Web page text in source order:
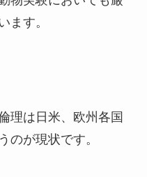
ます。
理は日米、欧州各国
のが現状です。